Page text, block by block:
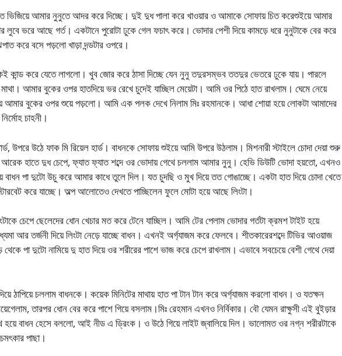
ভিজিয়ে আমার নুনুতে আদর করে দিচ্ছে। দুই দুধ পালা করে খাওয়ার ও আমাকে সোফায় চিত করেশুইয়ে আমার
ভরে আছে গর্ত। একটানে পুরোটা ঢুকে গেল ফচাৎ করে। ভোদার পেশী দিয়ে কামড়ে ধরে নুনুটাকে বের করে
করে বসে পড়লো খাড়া দন্ডটার ওপরে।
কান্ড করে যেতে লাগলো। খুব জোর করে ঠাসা দিচ্ছে যেন নুনু তদুরসম্ভব ততদুর ভেতরে ঢুকে যায়। পারলে
আমার বুকের ওপর হাতদিয়ে ভর রেখে চুদেই যাচ্ছিল মেয়েটা। আমি ওর পিঠে হাত রাখলাম। ঘেমে নেয়ে
আমার বুকের ওপর শুয়ে পড়লো। আমি এক পলক দেখে নিলাম মিঃ রহমানকে। আধা শোয়া হয়ে লোকটা আমাদের
চাহনী।
উপরে উঠে ফাক মি রিয়েল হার্ড। বাধনকে সোফায় শুইয়ে আমি উপরে উঠলাম। মিশনারী স্টাইলে চোদা দেয়া শুরু
হাতে দুধ চেপে, ফ্যাত ফ্যাত শব্দে ওর ভোদায় গেথে চললাম আমার নুনু। হেভি ডিউটি ভোদা হয়তো, এখনও
পা দুটো উচু করে আমার কাধে তুলে দিল। যত চুদছি ও মুখ দিয়ে তত গোঙাচ্ছে। একটা হাত দিয়ে চোদা খেতে
করে যাচ্ছে। অল্প আলোতেও দেখতে পাচ্ছিলেন ফুলে মোটা হয়ে আছে লিংটা।
চেপে ছেলেদের ধোন খেচার মত করে টেনে যাচ্ছিল। আমি টের পেলাম ভোদার গর্তটা ক্রমশ টাইট হয়ে
আর তর্জনী দিয়ে লিংটা নেড়ে যাচ্ছে বাধন। এখনই অর্গ্যাজম করে ফেলবে। শীতকারেরশব্দে টিভির আওয়াজ
পা দুটো নামিয়ে দু হাত দিয়ে ওর শরীরের পাশে ভাজ করে চেপে রাখলাম। এভাবে সবচেয়ে বেশী গেথে দেয়া
ঠাপিয়ে চললাম বাধনকে। কয়েক মিনিটের মাথায় হাত পা টান টান করে অর্গ্যাজম করলো বাধন। ও যতক্ষন
তারপর ধোন বের করে পাশে গিয়ে বসলাম।মিঃ রেহমান এখনও নির্বিকার। বৌ যেমন রাক্ষুসী এই বুইড়ার
বাধন হেসে বললো, আই নীড এ ড্রিংক। ও উঠে গিয়ে লাইট জ্বালিয়ে দিল। ভালোমত ওর নগ্ন শরীরটাকে
পাছা।